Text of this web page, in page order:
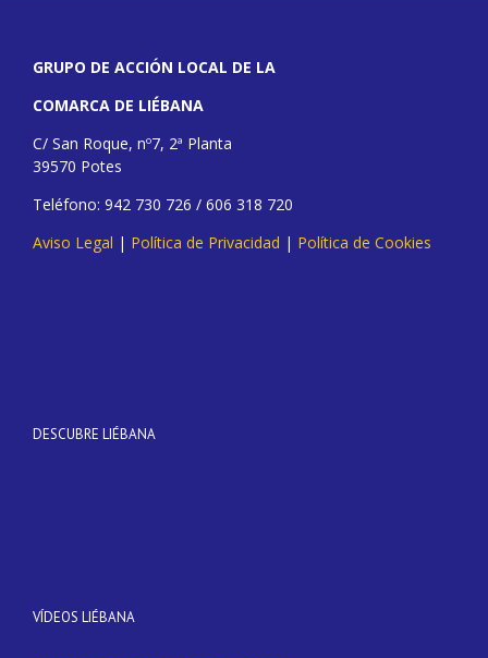
GRUPO DE ACCIÓN LOCAL DE LA
COMARCA DE LIÉBANA
C/ San Roque, nº7, 2ª Planta
39570 Potes
Teléfono: 942 730 726 / 606 318 720
Aviso Legal | Política de Privacidad | Política de Cookies
DESCUBRE LIÉBANA
VÍDEOS LIÉBANA